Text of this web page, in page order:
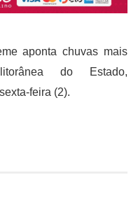
aponta chuvas mais
do Estado,
feira (2).